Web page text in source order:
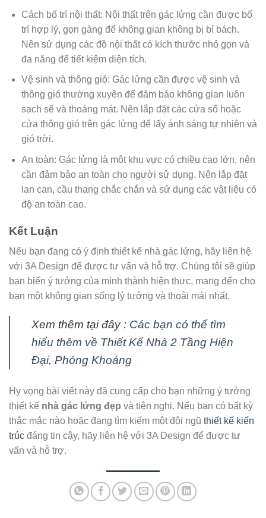
Cách bố trí nội thất: Nội thất trên gác lửng cần được bố
trí hợp lý, gọn gàng để không gian không bị bí bách.
Nên sử dụng các đồ nội thất có kích thước nhỏ gọn và
đa năng để tiết kiệm diện tích.
Vệ sinh và thông gió: Gác lửng cần được vệ sinh và
thông gió thường xuyên để đảm bảo không gian luôn
sạch sẽ và thoáng mát. Nên lắp đặt các cửa sổ hoặc
cửa thông gió trên gác lửng để lấy ánh sáng tự nhiên và
gió trời.
An toàn: Gác lửng là một khu vực có chiều cao lớn, nên
cần đảm bảo an toàn cho người sử dụng. Nên lắp đặt
lan can, cầu thang chắc chắn và sử dụng các vật liệu có
độ an toàn cao.
Kết Luận
Nếu bạn đang có ý định thiết kế nhà gác lửng, hãy liên hệ
với 3A Design để được tư vấn và hỗ trợ. Chúng tôi sẽ giúp
bạn biến ý tưởng của mình thành hiện thực, mang đến cho
bạn một không gian sống lý tưởng và thoải mái nhất.
Xem thêm tại đây : Các bạn có thể tìm
hiểu thêm về Thiết Kế Nhà 2 Tầng Hiện
Đại, Phóng Khoáng
Hy vọng bài viết này đã cung cấp cho bạn những ý tưởng
thiết kế nhà gác lửng đẹp và tiện nghi. Nếu bạn có bất kỳ
thắc mắc nào hoặc đang tìm kiếm một đội ngũ thiết kế kiến
trúc đáng tin cậy, hãy liên hệ với 3A Design để được tư
vấn và hỗ trợ.